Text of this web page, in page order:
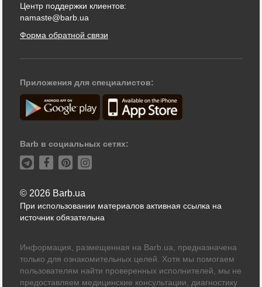
Центр поддержки клиентов:
namaste@barb.ua
Форма обратной связи
Приложения для специалистов:
Barb в социальных сетях:
© 2026 Barb.ua
При использовании материалов активная ссылка на
источник обязательна
Информация, размещенная на Barb.ua, предназначена
только для ознакомительных целей. Хотя мы помогаем
пользователям найти проверенных исполнителей, мы не
предоставляем медицинские консультации, диагностику